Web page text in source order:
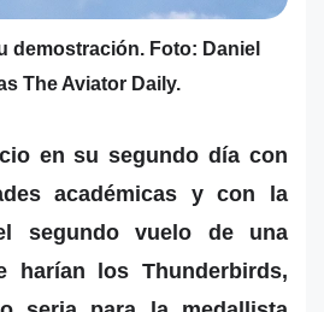
demostración. Foto: Daniel
The Aviator Daily.
en su segundo día con
académicas y con la
segundo vuelo de una
harían los Thunderbirds,